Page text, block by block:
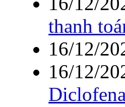
thanh
16/12/
16/12/